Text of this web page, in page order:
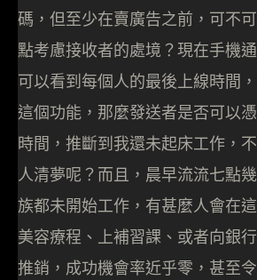
碼，但至少在賣廣告之前，可不
點考慮接收者的處境？現在手機
可以看到每個人的最後上線時間
這個功能，那麼發送者是否可以
時間，推斷到我還未起床工作，
人清夢呢？而且，晨早流流七點
族都未開始工作，有甚麼人會在
美容療程、上補習課、或者向銀
推銷，成功機會率近乎零，甚至